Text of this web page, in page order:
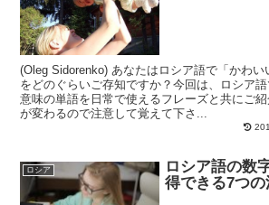
(Oleg Sidorenko) あなたはロシア語で「かわ
をどのぐらいご存知ですか？今回は、ロシア
意味の単語を日常で使えるフレーズと共にご
が変わるので注意して覚えて下さ...
ロシア
ロシア語の数
得できる7つの